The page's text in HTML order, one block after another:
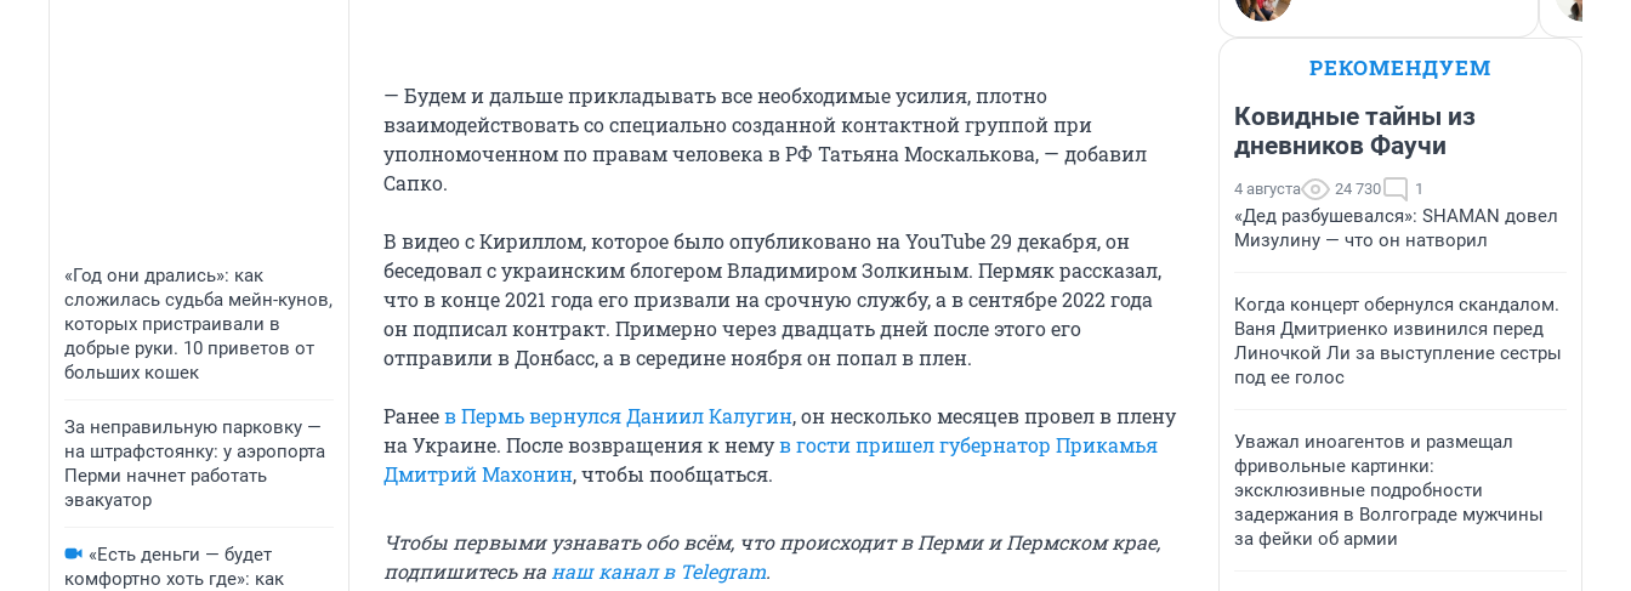
«Год они дрались»: как
сложилась судьба мейн-кунов,
которых пристраивали в
добрые руки. 10 приветов от
больших кошек
За неправильную парковку —
на штрафстоянку: у аэропорта
Перми начнет работать
эвакуатор
«Есть деньги — будет
комфортно хоть где»: как
— Будем и дальше прикладывать все необходимые усилия, плотно
взаимодействовать со специально созданной контактной группой при
уполномоченном по правам человека в РФ Татьяна Москалькова, — добавил
Сапко.
В видео с Кириллом, которое было опубликовано на YouTube 29 декабря, он
беседовал с украинским блогером Владимиром Золкиным. Пермяк рассказал,
что в конце 2021 года его призвали на срочную службу, а в сентябре 2022 года
он подписал контракт. Примерно через двадцать дней после этого его
отправили в Донбасс, а в середине ноября он попал в плен.
Ранеев Пермь вернулся Даниил Калугин, он несколько месяцев провел в плену
на Украине. После возвращения к немув гости пришел губернатор Прикамья
Дмитрий Махонин, чтобы пообщаться.
Чтобы первыми узнавать обо всём, что происходит в Перми и Пермском крае,
подпишитесь на наш канал в Telegram.
РЕКОМЕНДУЕМ
Ковидные тайны из
дневников Фаучи
4 августа 24 730 1
«Дед разбушевался»: SHAMAN довел
Мизулину — что он натворил
Когда концерт обернулся скандалом.
Ваня Дмитриенко извинился перед
Линочкой Ли за выступление сестры
под ее голос
Уважал иноагентов и размещал
фривольные картинки:
эксклюзивные подробности
задержания в Волгограде мужчины
за фейки об армии